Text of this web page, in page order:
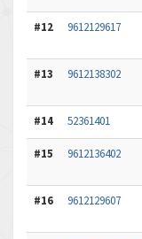
#12 9612129617
#13 9612138302
#14 52361401
#15 9612136402
#16 9612129607